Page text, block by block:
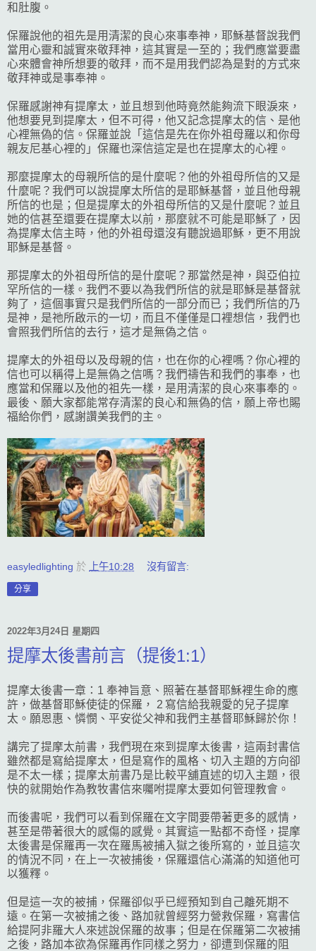
和肚腹。
保羅說他的祖先是用清潔的良心來事奉神，耶穌基督說我們
當用心靈和誠實來敬拜神，這其實是一至的；我們應當要盡
心來體會神所想要的敬拜，而不是用我們認為是對的方式來
敬拜神或是事奉神。
保羅感謝神有提摩太，並且想到他時竟然能夠流下眼淚來，
他想要見到提摩太，但不可得，他又記念提摩太的信、是他
心裡無偽的信。保羅並說「這信是先在你外祖母羅以和你母
親友尼基心裡的」保羅也深信這定是也在提摩太的心裡。
那麼提摩太的母親所信的是什麼呢？他的外祖母所信的又是
什麼呢？我們可以說提摩太所信的是耶穌基督，並且他母親
所信的也是；但是提摩太的外祖母所信的又是什麼呢？並且
她的信甚至還要在提摩太以前，那麼就不可能是耶穌了，因
為提摩太信主時，他的外祖母還沒有聽說過耶穌，更不用說
耶穌是基督。
那提摩太的外祖母所信的是什麼呢？那當然是神，與亞伯拉
罕所信的一樣。我們不要以為我們所信的就是耶穌是基督就
夠了，這個事實只是我們所信的一部分而已；我們所信的乃
是神，是祂所啟示的一切，而且不僅僅是口裡想信，我們也
會照我們所信的去行，這才是無偽之信。
提摩太的外祖母以及母親的信，也在你的心裡嗎？你心裡的
信也可以稱得上是無偽之信嗎？我們禱告和我們的事奉，也
應當和保羅以及他的祖先一樣，是用清潔的良心來事奉的。
最後、願大家都能常存清潔的良心和無偽的信，願上帝也賜
福給你們，感謝讚美我們的主。
easyledlighting 於 上午10:28 沒有留言:
分享
2022年3月24日 星期四
提摩太後書前言（提後1:1）
提摩太後書一章：1 奉神旨意、照著在基督耶穌裡生命的應
許，做基督耶穌使徒的保羅， 2 寫信給我親愛的兒子提摩
太。願恩惠、憐憫、平安從父神和我們主基督耶穌歸於你！
講完了提摩太前書，我們現在來到提摩太後書，這兩封書信
雖然都是寫給提摩太，但是寫作的風格、切入主題的方向卻
是不太一樣；提摩太前書乃是比較平舖直述的切入主題，很
快的就開始作為教牧書信來囑咐提摩太要如何管理教會。
而後書呢，我們可以看到保羅在文字間要帶著更多的感情，
甚至是帶著很大的感傷的感覺。其實這一點都不奇怪，提摩
太後書是保羅再一次在羅馬被捕入獄之後所寫的，並且這次
的情況不同，在上一次被捕後，保羅還信心滿滿的知道他可
以獲釋。
但是這一次的被捕，保羅卻似乎已經預知到自己離死期不
遠。在第一次被捕之後、路加就曾經努力營救保羅，寫書信
給提阿非羅大人來述說保羅的故事；但是在保羅第二次被捕
之後，路加本欲為保羅再作同樣之努力，卻遭到保羅的阻